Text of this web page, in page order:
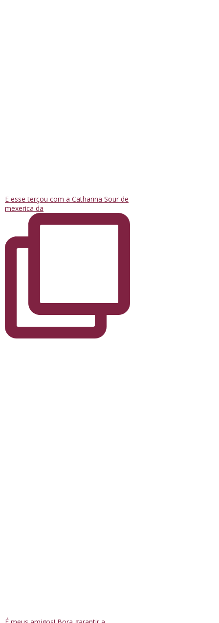
E esse terçou com a Catharina Sour de
mexerica da